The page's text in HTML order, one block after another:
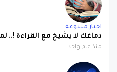
اخبار متنوعة
دماغك لا يشيخ مع القراءة !..
منذ عام واحد